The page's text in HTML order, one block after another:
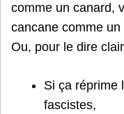
comme un canard,
cancane comme un
Ou, pour le dire
Si ça réprime
fascistes,